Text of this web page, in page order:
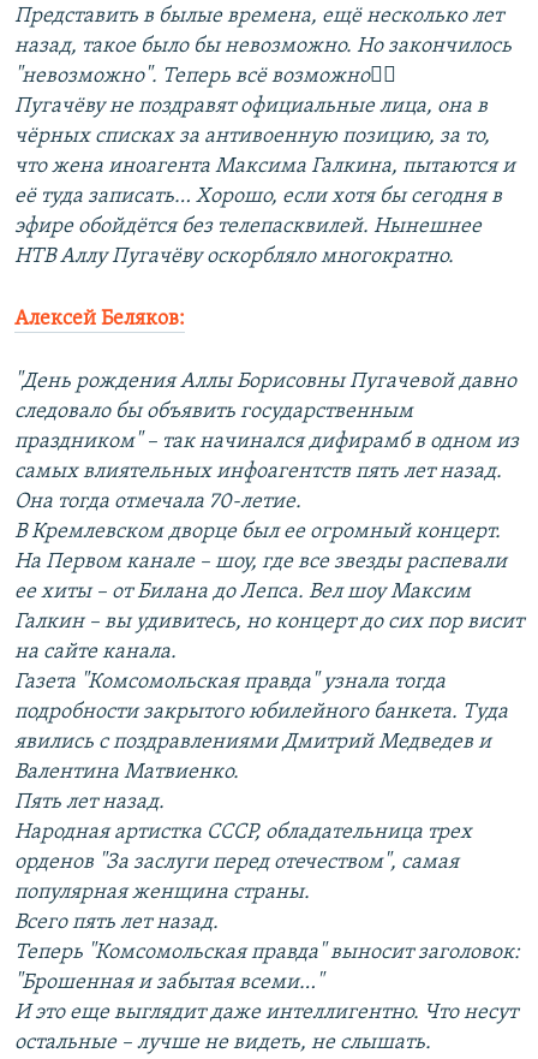
Представить в былые времена, ещё несколько лет
назад, такое было бы невозможно. Но закончилось
"невозможно". Теперь всё возможно🤦‍♀️
Пугачёву не поздравят официальные лица, она в
чёрных списках за антивоенную позицию, за то,
что жена иноагента Максима Галкина, пытаются и
её туда записать… Хорошо, если хотя бы сегодня в
эфире обойдётся без телепасквилей. Нынешнее
НТВ Аллу Пугачёву оскорбляло многократно.
Алексей Беляков:
"День рождения Аллы Борисовны Пугачевой давно
следовало бы объявить государственным
праздником" – так начинался дифирамб в одном из
самых влиятельных инфоагентств пять лет назад.
Она тогда отмечала 70-летие.
В Кремлевском дворце был ее огромный концерт.
На Первом канале – шоу, где все звезды распевали
ее хиты – от Билана до Лепса. Вел шоу Максим
Галкин – вы удивитесь, но концерт до сих пор висит
на сайте канала.
Газета "Комсомольская правда" узнала тогда
подробности закрытого юбилейного банкета. Туда
явились с поздравлениями Дмитрий Медведев и
Валентина Матвиенко.
Пять лет назад.
Народная артистка СССР, обладательница трех
орденов "За заслуги перед отечеством", самая
популярная женщина страны.
Всего пять лет назад.
Теперь "Комсомольская правда" выносит заголовок:
"Брошенная и забытая всеми…"
И это еще выглядит даже интеллигентно. Что несут
остальные – лучше не видеть, не слышать.